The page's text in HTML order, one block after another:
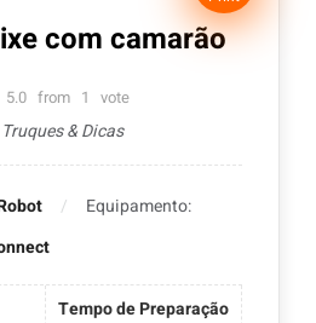
com camarão
5.0 from 1 vote
& Dicas
Equipamento:
Tempo de Preparação